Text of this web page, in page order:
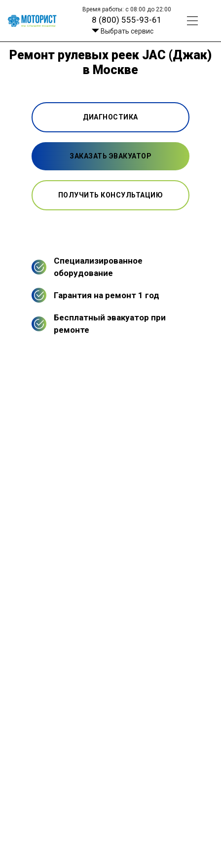
Время работы: с 08:00 до 22:00
8 (800) 555-93-61
Выбрать сервис
Ремонт рулевых реек JAC (Джак)
в Москве
ДИАГНОСТИКА
ЗАКАЗАТЬ ЭВАКУАТОР
ПОЛУЧИТЬ КОНСУЛЬТАЦИЮ
Специализированное
оборудование
Гарантия на ремонт 1 год
Бесплатный эвакуатор при
ремонте